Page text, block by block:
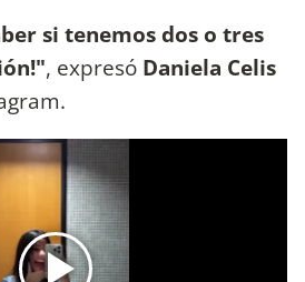
si tenemos dos o tres
, expresó Daniela Celis